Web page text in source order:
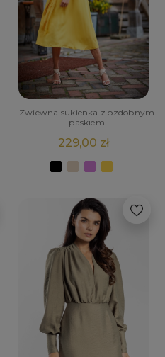
Zwiewna sukienka z ozdobnym
paskiem
229,00 zł